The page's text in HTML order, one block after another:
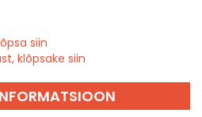
siin
klõpsake siin